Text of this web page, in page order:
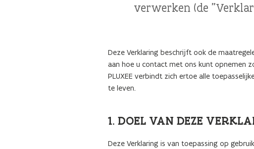
verwerken (de
Deze Verklaring beschrijft ook de
aan hoe u contact met ons kunt opnemen
PLUXEE verbindt zich ertoe alle
te leven.
1. DOEL VAN DEZE
Deze Verklaring is van toepassing op